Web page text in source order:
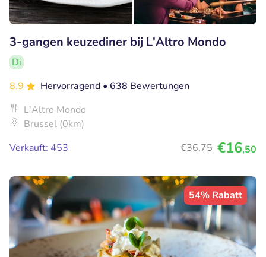
3-gangen keuzediner bij L'Altro Mondo
Di
8.9
Hervorragend • 638 Bewertungen
L'Altro Mondo
Brussel (0km)
Verkauft: 453
€36,75 €16,50
54% Rabatt